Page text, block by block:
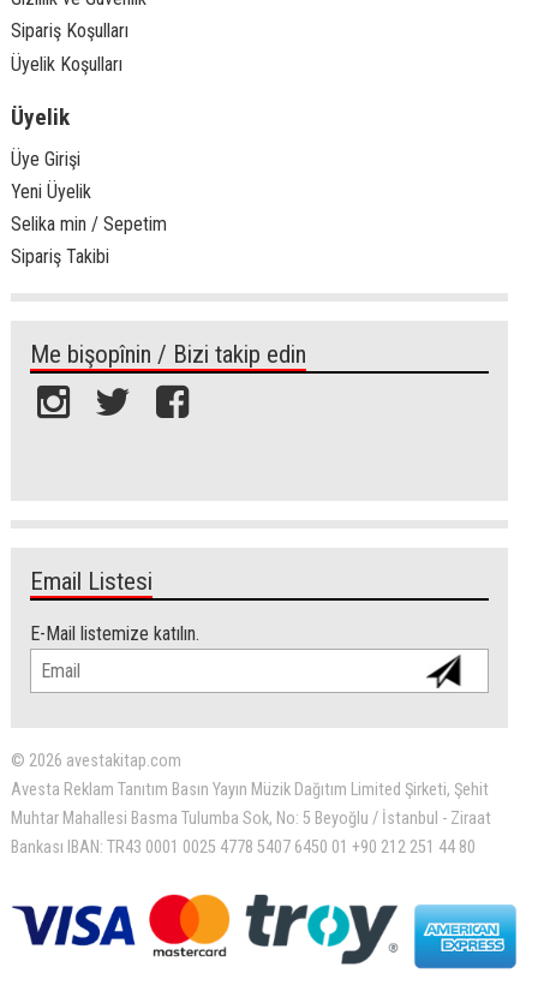
Sipariş Koşulları
Üyelik Koşulları
Üyelik
Üye Girişi
Yeni Üyelik
Selika min / Sepetim
Sipariş Takibi
Me bişopînin / Bizi takip edin
Email Listesi
E-Mail listemize katılın.
© 2026 avestakitap.com
Avesta Reklam Tanıtım Basın Yayın Müzik Dağıtım Limited Şirketi, Şehit
Muhtar Mahallesi Basma Tulumba Sok, No: 5 Beyoğlu / İstanbul - Ziraat
Bankası IBAN: TR43 0001 0025 4778 5407 6450 01 +90 212 251 44 80